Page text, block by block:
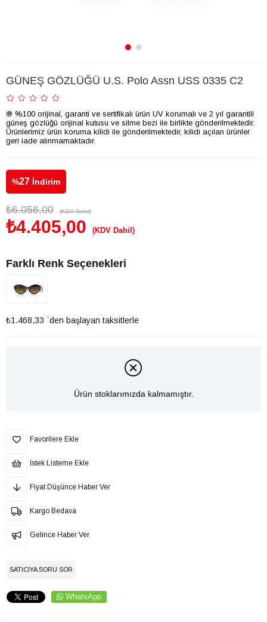
GÜNEŞ GÖZLÜĞÜ U.S. Polo Assn USS 0335 C2
® %100 orijinal, garanti ve sertifikalı ürün UV korumalı ve 2 yıl garantili
güneş gözlüğü orijinal kutusu ve silme bezi ile birlikte gönderilmektedir.
Ürünlerimiz ürün koruma kilidi ile gönderilmektedir, kilidi açılan ürünler
geri iade alınmamaktadır.
%27 İndirim
₺6.056,00 (KDV Dahil)
₺4.405,00 (KDV Dahil)
Farklı Renk Seçenekleri
Tükendi
₺1.468,33 `den başlayan taksitlerle
Ürün stoklarımızda kalmamıştır.
Favorilere Ekle
İstek Listeme Ekle
Fiyat Düşünce Haber Ver
Kargo Bedava
Gelince Haber Ver
SATICIYA SORU SOR
WhatsApp